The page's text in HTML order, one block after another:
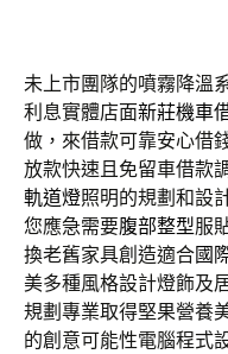
未上市團隊的噴霧降溫
利息實體店面新莊機車
做，來借款可靠安心借
放款快速且免留車借款
軌道燈照明的規劃和設
您應急需要腹部整型服
換老舊家具創造適合國
美多種風格設計燈飾及
規劃專業取得堅果營養
的創意可能性電腦程式